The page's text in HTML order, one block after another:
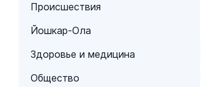
Происшествия
Йошкар-Ола
Здоровье и медицина
Общество